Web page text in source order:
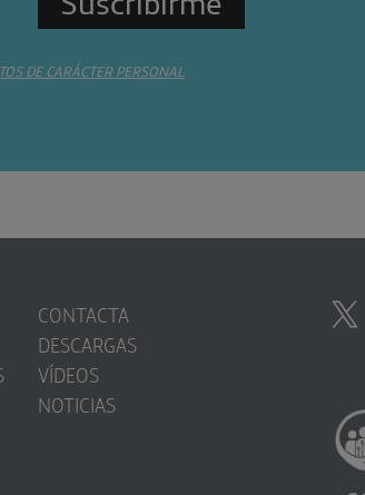
DE CARÁCTER PERSONAL
CONTACTA
DESCARGAS
VÍDEOS
NOTICIAS